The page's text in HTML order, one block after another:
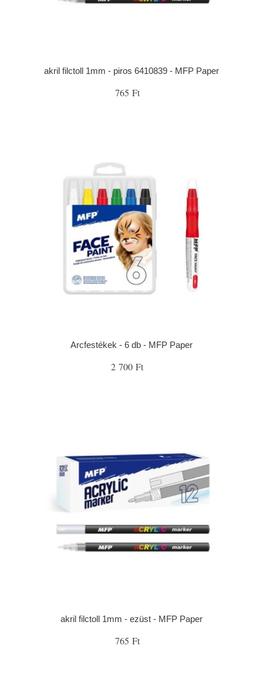
akril filctoll 1mm - piros 6410839 - MFP Paper
765 Ft
Arcfestékek - 6 db - MFP Paper
2 700 Ft
akril filctoll 1mm - ezüst - MFP Paper
765 Ft